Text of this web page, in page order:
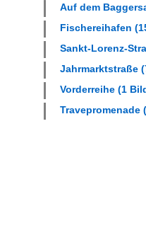
Auf dem
Fischereihafen
Sankt-Lorenz-
Jahrmarktstraße
Vorderreihe (1
Travepromenade